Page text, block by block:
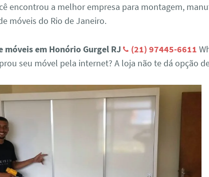
encontrou a melhor empresa para montagem,
móveis do Rio de Janeiro.
móveis em Honório Gurgel RJ (21) 97445-6611
seu móvel pela internet? A loja não te dá opção